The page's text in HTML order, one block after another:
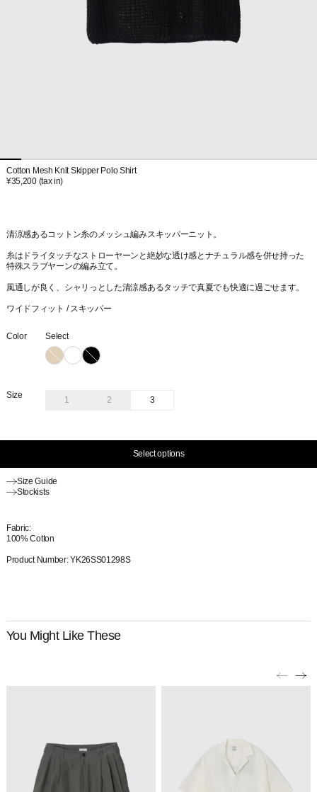
Cotton Mesh Knit Skipper Polo Shirt
¥35,200 (tax in)
清涼感あるコットン糸のメッシュ編みスキッパーニット。
糸はドライタッチなストローヤーンと絶妙な透け感とナチュラル感を併せ持った
特殊スラブヤーンの編み立て。
風通しが良く、シャリっとした清涼感あるタッチで真夏でも快適に過ごせます。
ワイドフィット / スキッパー
Color Select
Size 1 2 3
Select options
Size Guide
Stockists
Fabric:
100% Cotton
Product Number: YK26SS01298S
You Might Like These